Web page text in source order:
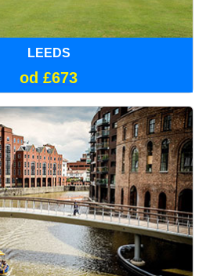
LEEDS
od £673